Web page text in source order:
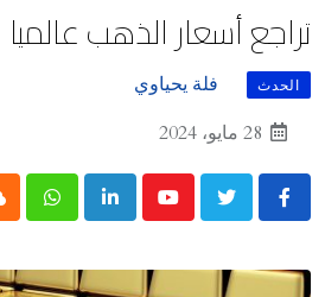
تراجع أسعار الذهب عالميا
الحدث
فلة يحياوي
28 مايو، 2024
Youtube
LinkedIn